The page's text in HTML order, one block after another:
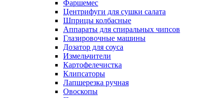
Фаршемес
Центрифуги для сушки салата
Шприцы колбасные
Аппараты для спиральных чипсов
Глазировочные машины
Дозатор для соуса
Измельчители
Картофелечистка
Клипсаторы
Лапшерезка ручная
Овоскопы